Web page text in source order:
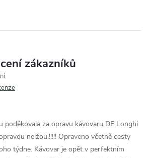
zákazníků
poděkovala za opravu kávovaru DE Longhi
nelžou.!!!!! Opraveno včetně cesty
týdne. Kávovar je opět v perfektním